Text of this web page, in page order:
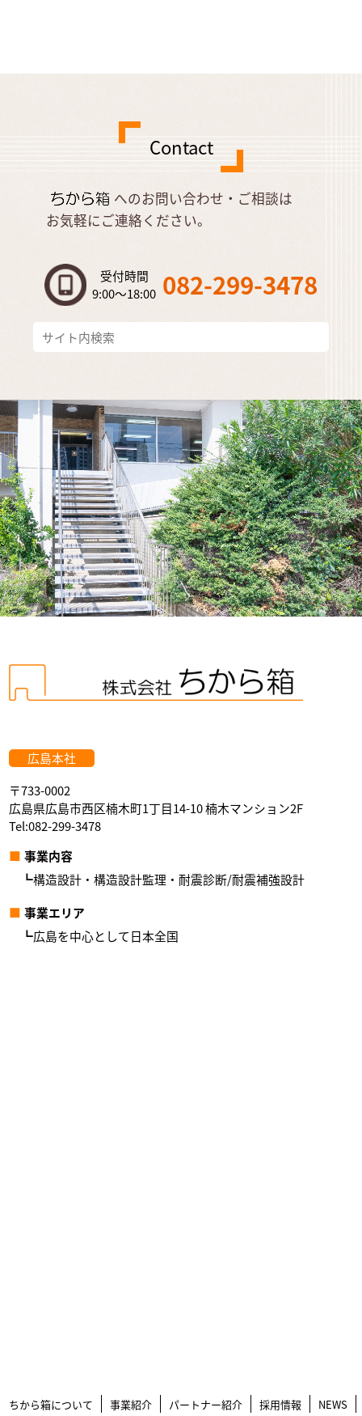
Contact
へのお問い合わせ・ご相談は
お気軽にご連絡ください。
受付時間
9:00～18:00 082-299-3478
広島本社
〒733-0002
広島県広島市西区楠木町1丁目14-10 楠木マンション2F
Tel:082-299-3478
事業内容
構造設計・構造設計監理・耐震診断/耐震補強設計
事業エリア
広島を中心として日本全国
ちから箱について 事業紹介 パートナー紹介 採用情報 NEWS